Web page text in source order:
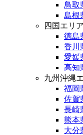
鳥取
島根
四国エリア
徳島
香川
愛媛
高知
九州沖縄
福岡
佐賀
長崎
熊本
大分